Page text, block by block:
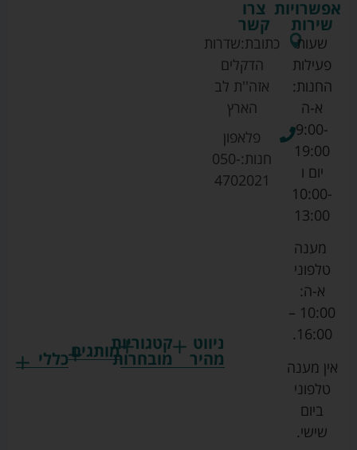
ניווט
מהיר
קטגוריות
מובחרותמותגים
גרקו
כללי
צרו
קשר
כתובת:שדרות
הדקלים
אזה''ת לב
הארץ
פלאפון
חנות:050-
4702021
אפשרויות
שירות
שעות
פעילות
החנות:
א-ה
9:00-
19:00
יום ו
10:00-
13:00
מענה
טלפוני
א-ה:
10:00 –
16:00.
אין מענה
טלפוני
ביום
שישי.